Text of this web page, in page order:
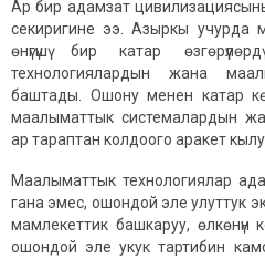
Ар бир адамзат
секиригине ээ. Азыркы учурда
өнүгүшү бир катар
технологиялардын жана
баштады. Ошону менен катар
маалыматтык системалардын
ар тараптан колдоого аракет
Маалыматтык технологиялар
гана эмес, ошондой эле улуттук
мамлекеттик башкаруу, өлкөнүн
ошондой эле укук тартибин